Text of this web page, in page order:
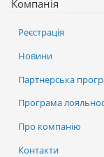
Компанія
Реєстрація
Новини
Партнерська
Програма
Про компанію
Контакти